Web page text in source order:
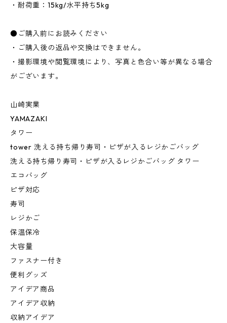
・耐荷重：15kg/水平持ち5kg
●ご購入前にお読みください
・ご購入後の返品や交換はできません。
・撮影環境や閲覧環境により、写真と色合い等が異なる場合
がございます。
山崎実業
YAMAZAKI
タワー
tower 洗える持ち帰り寿司・ピザが入るレジかごバッグ
洗える持ち帰り寿司・ピザが入るレジかごバッグ タワー
エコバッグ
ピザ対応
寿司
レジかご
保温保冷
大容量
ファスナー付き
便利グッズ
アイデア商品
アイデア収納
収納アイデア